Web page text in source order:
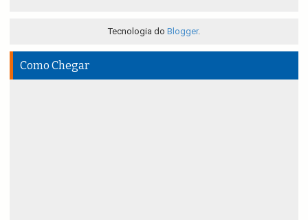
Tecnologia do Blogger.
Como Chegar